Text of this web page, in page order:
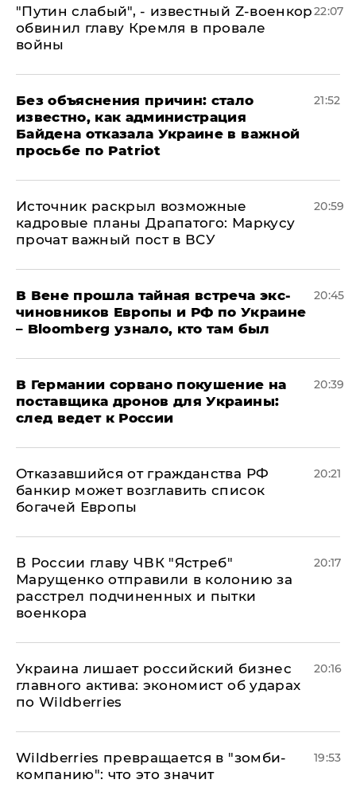
​"Путин слабый", - известный Z-военкор
обвинил главу Кремля в провале
войны
22:07
Без объяснения причин: стало
известно, как администрация
Байдена отказала Украине в важной
просьбе по Patriot
21:52
​Источник раскрыл возможные
кадровые планы Драпатого: Маркусу
прочат важный пост в ВСУ
20:59
В Вене прошла тайная встреча экс-
чиновников Европы и РФ по Украине
– Bloomberg узнало, кто там был
20:45
​В Германии сорвано покушение на
поставщика дронов для Украины:
след ведет к России
20:39
Отказавшийся от гражданства РФ
банкир может возглавить список
богачей Европы
20:21
В России главу ЧВК "Ястреб"
Марущенко отправили в колонию за
расстрел подчиненных и пытки
военкора
20:17
​Украина лишает российский бизнес
главного актива: экономист об ударах
по Wildberries
20:16
Wildberries превращается в "зомби-
компанию": что это значит
19:53